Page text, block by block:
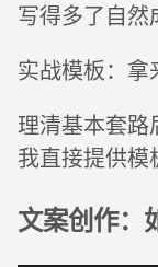
写得多了自然
实战模板：拿
理清基本套路
我直接提供模
文案创作：